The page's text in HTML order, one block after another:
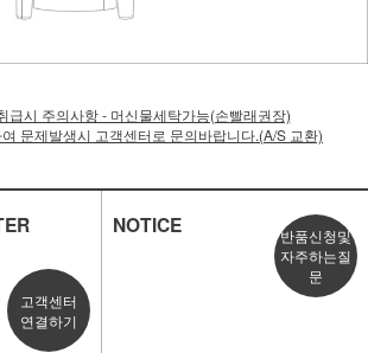
급시 주의사항 - 머신물세탁가능(손빨래권장)
문제발생시 고객센터로 문의바랍니다.(A/S 교환)
고객센터
연결하기
NOTICE
반품신청및
자주하는질
문